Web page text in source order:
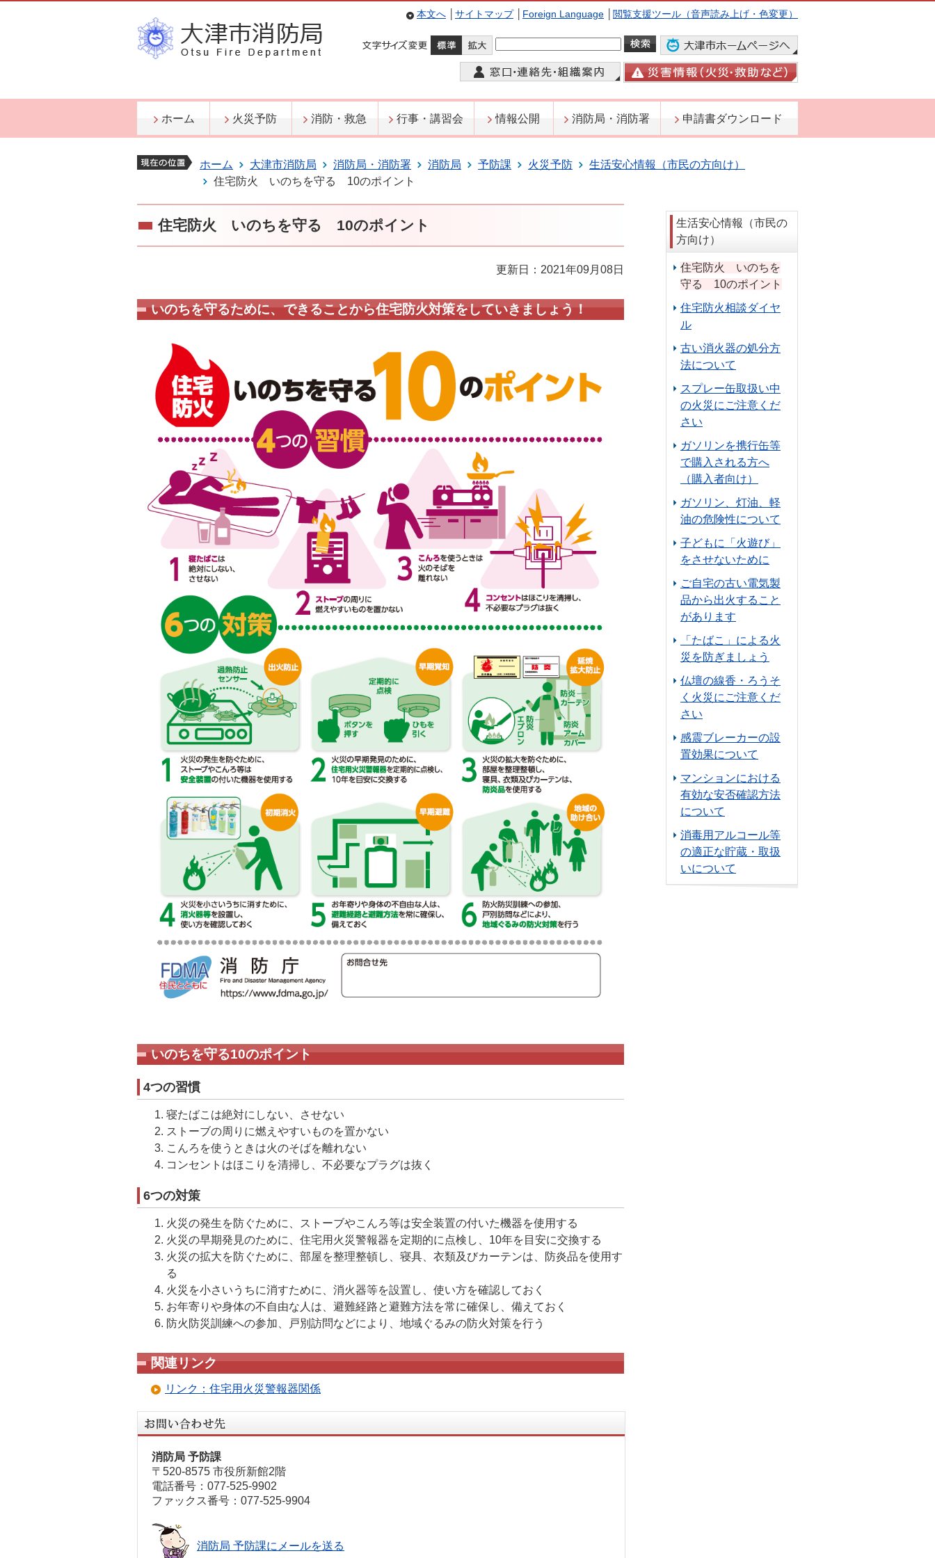
本文へ サイトマップ Foreign Language 閲覧支援ツール（音声読み上げ・色変更）
ホーム 火災予防 消防・救急 行事・講習会 情報公開 消防局・消防署 申請書ダウンロード
ホーム 大津市消防局 消防局・消防署 消防局 予防課 火災予防
生活安心情報（市民の方向け）
住宅防火 いのちを守る 10のポイント
住宅防火 いのちを守る 10のポイント
更新日：2021年09月08日
いのちを守るために、できることから住宅防火対策をしていきましょう！
いのちを守る10のポイント
4つの習慣
寝たばこは絶対にしない、させない
ストーブの周りに燃えやすいものを置かない
こんろを使うときは火のそばを離れない
コンセントはほこりを清掃し、不必要なプラグは抜く
6つの対策
火災の発生を防ぐために、ストーブやこんろ等は安全装置の付いた機器を使用する
火災の早期発見のために、住宅用火災警報器を定期的に点検し、10年を目安に交換する
火災の拡大を防ぐために、部屋を整理整頓し、寝具、衣類及びカーテンは、防炎品を使用す
る
火災を小さいうちに消すために、消火器等を設置し、使い方を確認しておく
お年寄りや身体の不自由な人は、避難経路と避難方法を常に確保し、備えておく
防火防災訓練への参加、戸別訪問などにより、地域ぐるみの防火対策を行う
関連リンク
リンク：住宅用火災警報器関係
消防局 予防課
〒520-8575 市役所新館2階
電話番号：077-525-9902
ファックス番号：077-525-9904
消防局 予防課にメールを送る
生活安心情報（市民の
方向け）
住宅防火 いのちを
守る 10のポイント
住宅防火相談ダイヤ
ル
古い消火器の処分方
法について
スプレー缶取扱い中
の火災にご注意くだ
さい
ガソリンを携行缶等
で購入される方へ
（購入者向け）
ガソリン、灯油、軽
油の危険性について
子どもに「火遊び」
をさせないために
ご自宅の古い電気製
品から出火すること
があります
「たばこ」による火
災を防ぎましょう
仏壇の線香・ろうそ
く火災にご注意くだ
さい
感震ブレーカーの設
置効果について
マンションにおける
有効な安否確認方法
について
消毒用アルコール等
の適正な貯蔵・取扱
いについて